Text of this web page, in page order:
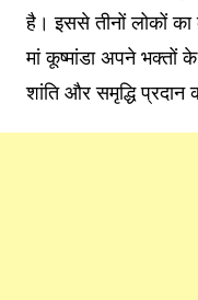
है। इससे तीनों लोकों का
मां कूष्मांडा अपने
शांति और समृद्धि प्रदान